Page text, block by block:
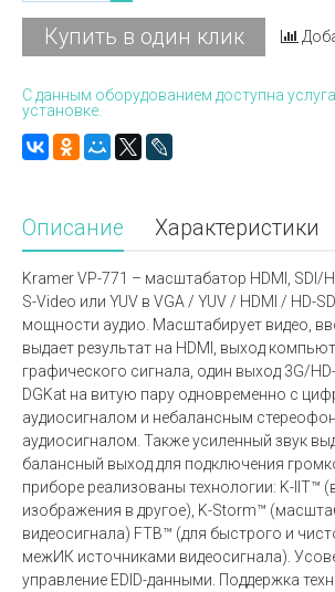
Купить в один клик
С данным оборудованием доступна
установке.
Описание Характеристики
Kramer VP-771 – масштабатор HDMI, SDI/
S-Video или YUV в VGA / YUV / HDMI / HD-
мощности аудио. Масштабирует видео,
выдает результат на HDMI, выход
графического сигнала, один выход 3G/
DGKat на витую пару одновременно с
аудиосигналом и небалансным
аудиосигналом. Также усиленный звук
балансный выход для подключения
приборе реализованы технологии: K-IIT™
изображения в другое), K-Storm™
видеосигнала) FTB™ (для быстрого и
межИК источниками видеосигнала).
управление EDID-данными. Поддержка